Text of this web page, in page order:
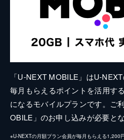
「U-NEXT MOBILE」はU-
毎月もらえるポイントを活用す
になるモバイルプランです。ご
OBILE」のお申し込みが必要とな
※U-NEXTの月額プラン会員が毎月もらえる1,200